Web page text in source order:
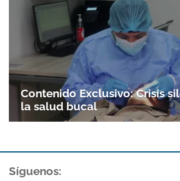
Contenido Exclusivo: Crisis
la salud bucal
Síguenos: